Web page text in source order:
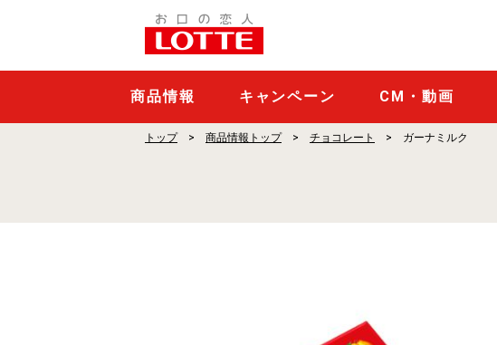
ナ
ル
商品情報 キャンペーン CM・動画
トップ 商品情報トップ チョコレート ガーナミルク